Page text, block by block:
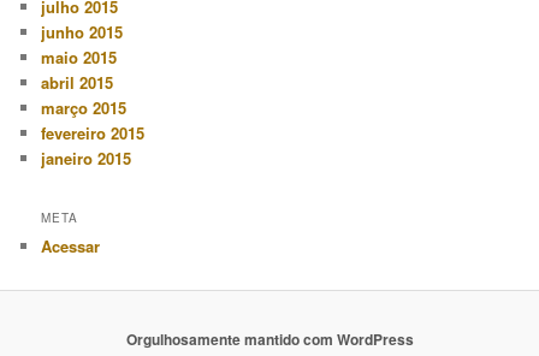
julho 2015
junho 2015
maio 2015
abril 2015
março 2015
fevereiro 2015
janeiro 2015
META
Acessar
Orgulhosamente mantido com WordPress